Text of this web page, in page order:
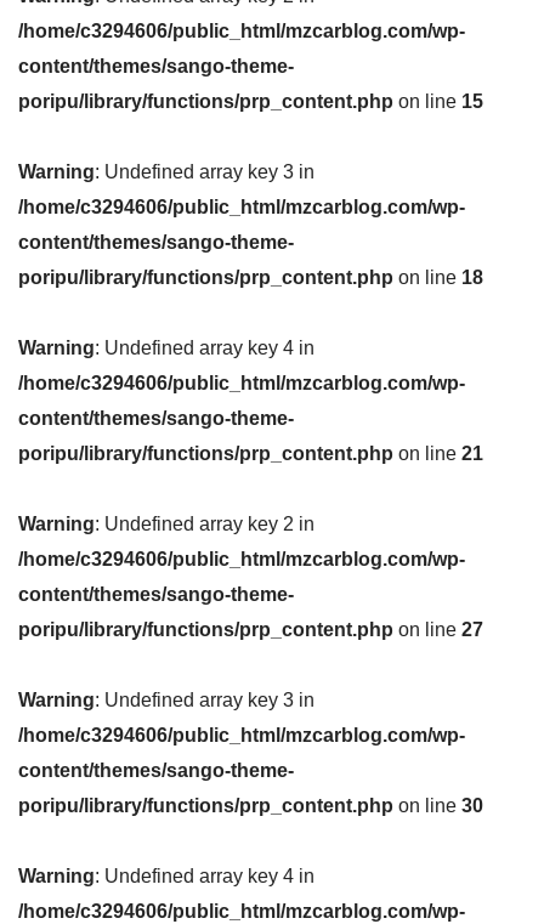
/home/c3294606/public_html/mzcarblog.com/wp-
content/themes/sango-theme-
poripu/library/functions/prp_content.php on line 15
Warning: Undefined array key 3 in
/home/c3294606/public_html/mzcarblog.com/wp-
content/themes/sango-theme-
poripu/library/functions/prp_content.php on line 18
Warning: Undefined array key 4 in
/home/c3294606/public_html/mzcarblog.com/wp-
content/themes/sango-theme-
poripu/library/functions/prp_content.php on line 21
Warning: Undefined array key 2 in
/home/c3294606/public_html/mzcarblog.com/wp-
content/themes/sango-theme-
poripu/library/functions/prp_content.php on line 27
Warning: Undefined array key 3 in
/home/c3294606/public_html/mzcarblog.com/wp-
content/themes/sango-theme-
poripu/library/functions/prp_content.php on line 30
Warning: Undefined array key 4 in
/home/c3294606/public_html/mzcarblog.com/wp-